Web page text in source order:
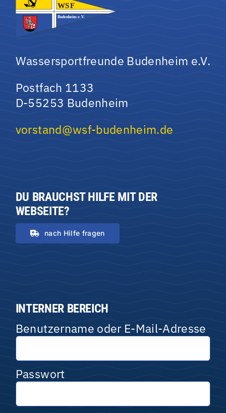
Wassersportfreunde Budenheim e.V.
Postfach 1133
D-55253 Budenheim
vorstand@wsf-budenheim.de
DU BRAUCHST HILFE MIT DER
WEBSEITE?
nach Hilfe fragen
INTERNER BEREICH
Benutzername oder E-Mail-Adresse
Passwort